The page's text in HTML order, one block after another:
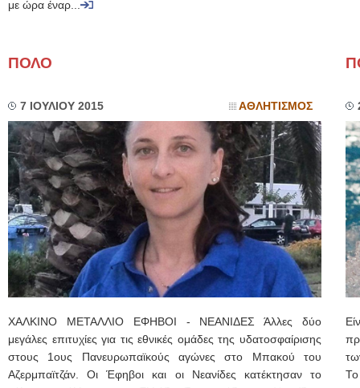
με ώρα έναρ...
ΠΟΛΟ
7 ΙΟΥΛΙΟΥ 2015 ΑΘΛΗΤΙΣΜΟΣ
ΧΑΛΚΙΝΟ ΜΕΤΑΛΛΙΟ ΕΦΗΒΟΙ - ΝΕΑΝΙΔΕΣ Άλλες δύο
μεγάλες επιτυχίες για τις εθνικές ομάδες της υδατοσφαίρισης
στους 1ους Πανευρωπαϊκούς αγώνες στο Μπακού του
Αζερμπαϊτζάν. Οι Έφηβοι και οι Νεανίδες κατέκτησαν το
Το